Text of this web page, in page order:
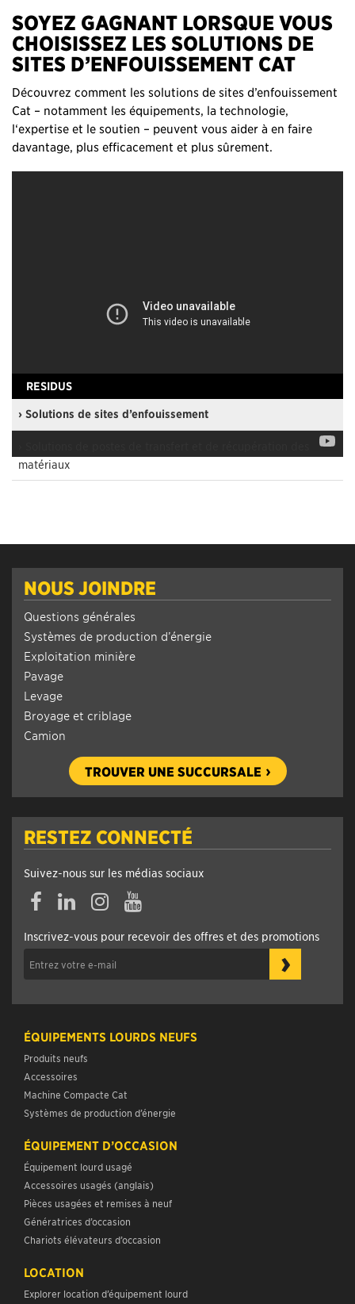
SOYEZ GAGNANT LORSQUE VOUS
CHOISISSEZ LES SOLUTIONS DE
SITES D’ENFOUISSEMENT CAT
Découvrez comment les solutions de sites d’enfouissement
Cat – notamment les équipements, la technologie,
l‘expertise et le soutien – peuvent vous aider à en faire
davantage, plus efficacement et plus sûrement.
RESIDUS
› Solutions de sites d’enfouissement
matériaux
NOUS JOINDRE
Questions générales
Systèmes de production d’énergie
Exploitation minière
Pavage
Levage
Broyage et criblage
Camion
TROUVER UNE SUCCURSALE
RESTEZ CONNECTÉ
Suivez-nous sur les médias sociaux
FacebookLinkedinInstagramYouTube
Inscrivez-vous pour recevoir des offres et des promotions
›
ÉQUIPEMENTS LOURDS NEUFS
Produits neufs
Accessoires
Machine Compacte Cat
Systèmes de production d’énergie
ÉQUIPEMENT D’OCCASION
Équipement lourd usagé
Accessoires usagés (anglais)
Pièces usagées et remises à neuf
Génératrices d’occasion
Chariots élévateurs d’occasion
LOCATION
Explorer location d’équipement lourd